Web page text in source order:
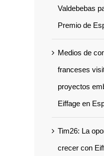
Valdebebas
Premio de
Medios de
franceses
proyectos
Eiffage en
Tim26: La
crecer con